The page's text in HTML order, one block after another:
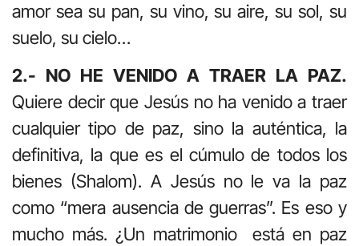
amor sea su pan, su vino, su aire, su sol, su
suelo, su cielo…
2.- NO HE VENIDO A TRAER LA PAZ.
Quiere decir que Jesús no ha venido a traer
cualquier tipo de paz, sino la auténtica, la
definitiva, la que es el cúmulo de todos los
bienes (Shalom). A Jesús no le va la paz
como “mera ausencia de guerras”. Es eso y
mucho más. ¿Un matrimonio está en paz